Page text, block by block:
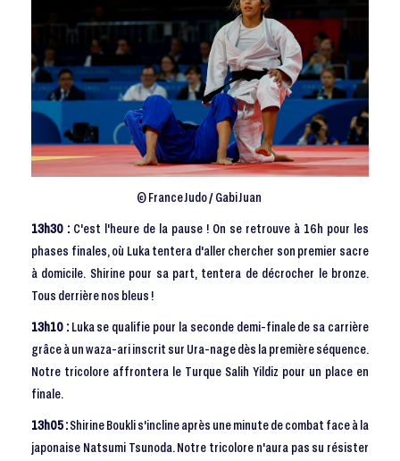
© France Judo / Gabi Juan
13h30 :C'est l'heure de la pause ! On se retrouve à 16h pour les
phases finales, où Luka tentera d'aller chercher son premier sacre
à domicile. Shirine pour sa part, tentera de décrocher le bronze.
Tous derrière nos bleus !
13h10 :Luka se qualifie pour la seconde demi-finale de sa carrière
grâce à un waza-ari inscrit sur Ura-nage dès la première séquence.
Notre tricolore affrontera le Turque Salih Yildiz pour un place en
finale.
13h05 :Shirine Boukli s'incline après une minute de combat face à la
japonaise Natsumi Tsunoda. Notre tricolore n'aura pas su résister